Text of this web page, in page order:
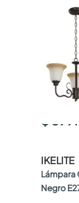
$
IKELITE
Lámpara
Negro